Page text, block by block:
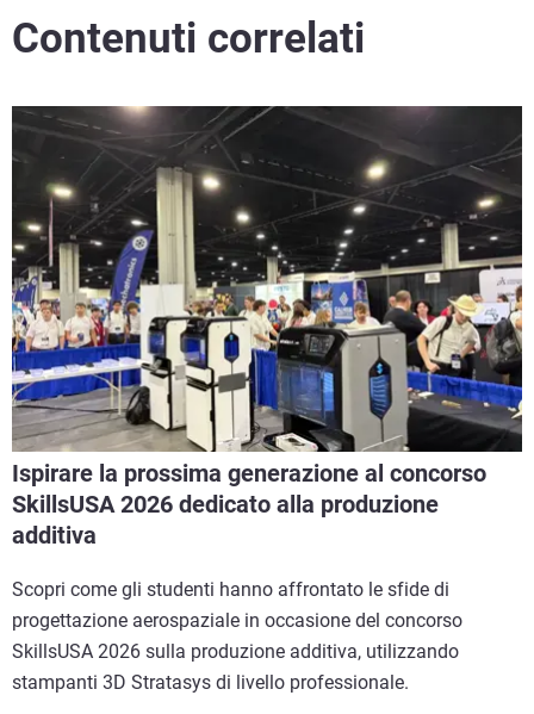
Contenuti correlati
Ispirare la prossima generazione al concorso
SkillsUSA 2026 dedicato alla produzione
additiva
Scopri come gli studenti hanno affrontato le sfide di
progettazione aerospaziale in occasione del concorso
SkillsUSA 2026 sulla produzione additiva, utilizzando
stampanti 3D Stratasys di livello professionale.